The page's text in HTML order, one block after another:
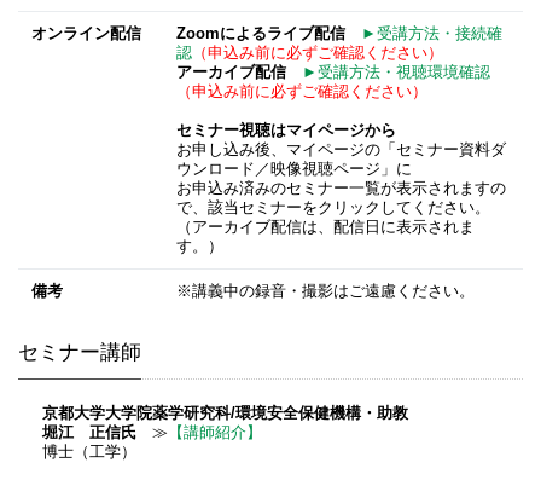
オンライン配信 Zoomによるライブ配信
►受講方法・接続確
認（申込み前に必ずご確認ください）
アーカイブ配信
►受講方法・視聴環境確認
（申込み前に必ずご確認ください）
セミナー視聴はマイページから
お申し込み後、マイページの「セミナー資料ダ
ウンロード／映像視聴ページ」に
お申込み済みのセミナー一覧が表示されますの
で、該当セミナーをクリックしてください。
（アーカイブ配信は、配信日に表示されま
す。）
備考 ※講義中の録音・撮影はご遠慮ください。
セミナー講師
京都大学大学院薬学研究科/環境安全保健機構・助教
堀江 正信氏 ≫ 【講師紹介】
博士（工学）